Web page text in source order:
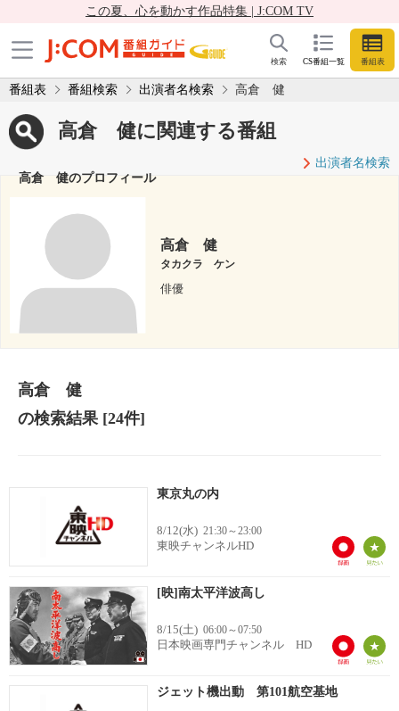
この夏、心を動かす作品特集 | J:COM TV
CS番組一覧 番組表
検索
番組表 番組検索 出演者名検索 高倉 健
高倉 健に関連する番組
出演者名検索
高倉 健のプロフィール
高倉 健
タカクラ ケン
俳優
高倉 健
の検索結果[24件]
東京丸の内
8/12(水) 21:30～23:00
東映チャンネルHD
[映]南太平洋波高し
8/15(土) 06:00～07:50
日本映画専門チャンネル HD
ジェット機出動 第101航空基地